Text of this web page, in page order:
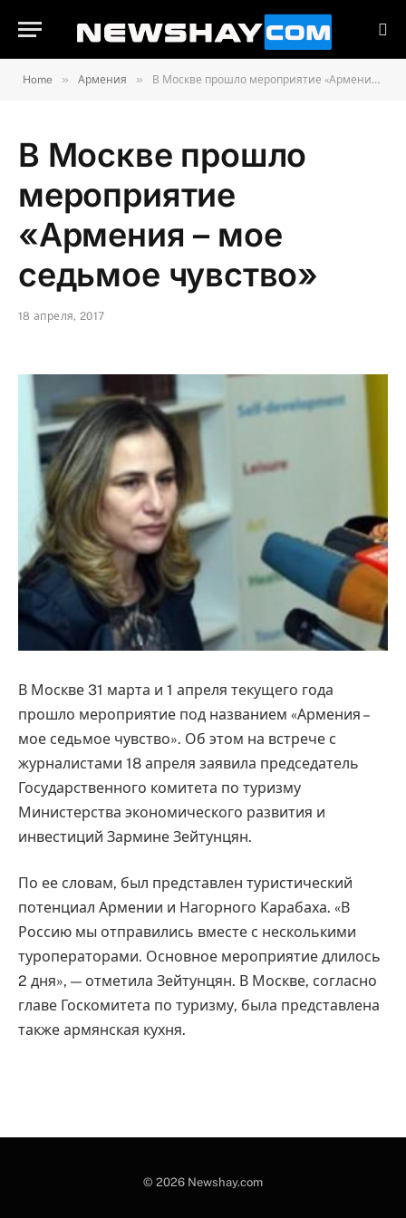
Home » Армения » В Москве прошло мероприятие «Армения – мое седьмое чувство»
В Москве прошло
мероприятие
«Армения – мое
седьмое чувство»
18 апреля, 2017
В Москве 31 марта и 1 апреля текущего года
прошло мероприятие под названием «Армения –
мое седьмое чувство». Об этом на встрече с
журналистами 18 апреля заявила председатель
Государственного комитета по туризму
Министерства экономического развития и
инвестиций Зармине Зейтунцян.
По ее словам, был представлен туристический
потенциал Армении и Нагорного Карабаха. «В
Россию мы отправились вместе с несколькими
туроператорами. Основное мероприятие длилось
2 дня», — отметила Зейтунцян. В Москве, согласно
главе Госкомитета по туризму, была представлена
также армянская кухня.
© 2026 Newshay.com